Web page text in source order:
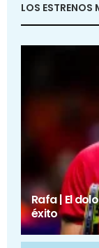
LOS
Rafa | El
éxito